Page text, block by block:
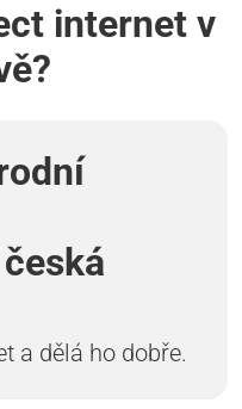
internet v
a dělá ho dobře.